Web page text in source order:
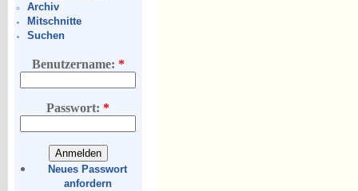
Archiv
Mitschnitte
Suchen
Benutzername: *
Passwort:*
Neues Passwort
anfordern